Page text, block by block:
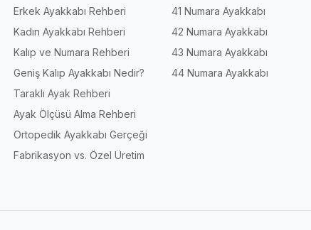
Erkek Ayakkabı Rehberi
Kadın Ayakkabı Rehberi
Kalıp ve Numara Rehberi
Geniş Kalıp Ayakkabı Nedir?
Taraklı Ayak Rehberi
Ayak Ölçüsü Alma Rehberi
Ortopedik Ayakkabı Gerçeği
Fabrikasyon vs. Özel Üretim
41 Numara Ayakkabı
42 Numara Ayakkabı
43 Numara Ayakkabı
44 Numara Ayakkabı